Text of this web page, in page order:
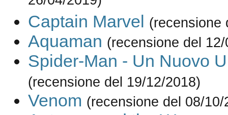
Captain Marvel
(recensione
Aquaman (recensione del
Spider-Man - Un Nuovo
(recensione del 19/12/2018)
Venom (recensione del 08/10/